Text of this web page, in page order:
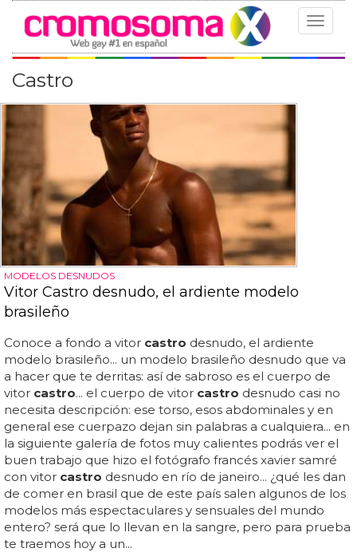
Toggle
Castro
MODELOS DESNUDOS
Vitor Castro desnudo, el ardiente modelo
brasileño
Conoce a fondo a vitor castro desnudo, el ardiente
modelo brasileño... un modelo brasileño desnudo que va
a hacer que te derritas: así de sabroso es el cuerpo de
vitor castro... el cuerpo de vitor castro desnudo casi no
necesita descripción: ese torso, esos abdominales y en
general ese cuerpazo dejan sin palabras a cualquiera... en
la siguiente galería de fotos muy calientes podrás ver el
buen trabajo que hizo el fotógrafo francés xavier samré
con vitor castro desnudo en río de janeiro... ¿qué les dan
de comer en brasil que de este país salen algunos de los
modelos más espectaculares y sensuales del mundo
entero? será que lo llevan en la sangre, pero para prueba
te traemos hoy a un...